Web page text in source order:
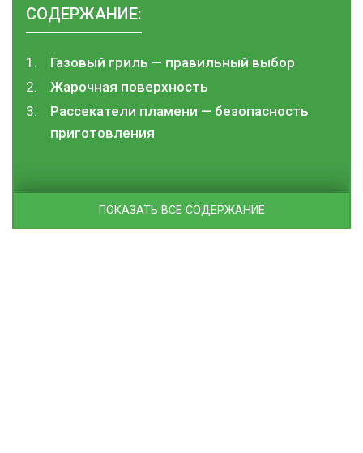
СОДЕРЖАНИЕ:
Газовый гриль — правильный выбор
Жарочная поверхность
Рассекатели пламени — безопасность
приготовления
ПОКАЗАТЬ ВСЕ СОДЕРЖАНИЕ